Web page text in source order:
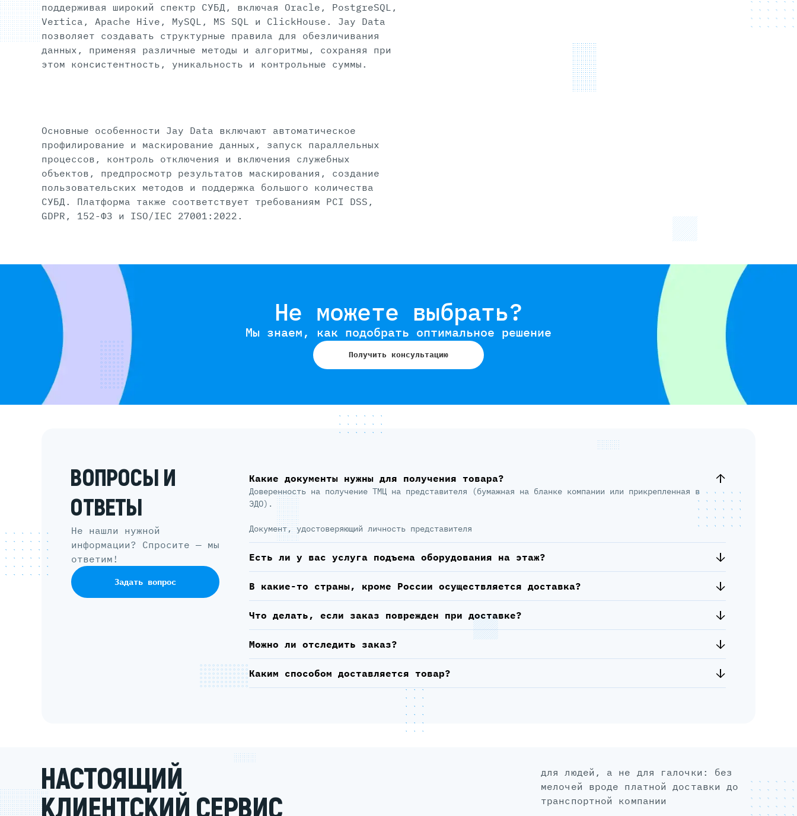
поддерживая широкий спектр СУБД, включая Oracle, PostgreSQL,
Vertica, Apache Hive, MySQL, MS SQL и ClickHouse. Jay Data
позволяет создавать структурные правила для обезличивания
данных, применяя различные методы и алгоритмы, сохраняя при
этом консистентность, уникальность и контрольные суммы.
Основные особенности Jay Data включают автоматическое
профилирование и маскирование данных, запуск параллельных
процессов, контроль отключения и включения служебных
объектов, предпросмотр результатов маскирования, создание
пользовательских методов и поддержка большого количества
СУБД. Платформа также соответствует требованиям PCI DSS,
GDPR, 152-ФЗ и ISO/IEC 27001:2022.
Не можете выбрать?
Мы знаем, как подобрать оптимальное решение
Получить консультацию
ВОПРОСЫ И
ОТВЕТЫ
Не нашли нужной
информации? Спросите — мы
ответим!
Задать вопрос
Какие документы нужны для получения товара?
Доверенность на получение ТМЦ на представителя (бумажная на бланке компании или прикрепленная в
ЭДО).
Документ, удостоверяющий личность представителя
Есть ли у вас услуга подъема оборудования на этаж?
В какие-то страны, кроме России осуществляется доставка?
Что делать, если заказ поврежден при доставке?
Можно ли отследить заказ?
Каким способом доставляется товар?
НАСТОЯЩИЙ
для людей, а не для галочки: без
мелочей вроде платной доставки до
транспортной компании